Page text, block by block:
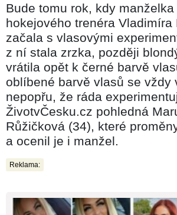
Bude tomu rok, kdy
hokejového trenéra Vladimíra
začala s vlasovými
z ní stala zrzka, později
vrátila opět k černé barvě
oblíbené barvě vlasů se vždy
nepopřu, že ráda
ŽivotvČesku.cz pohledná
Růžičková (34), které
a ocenil je i manžel.
Reklama: